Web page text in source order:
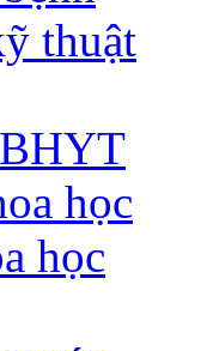
thuật
học
học